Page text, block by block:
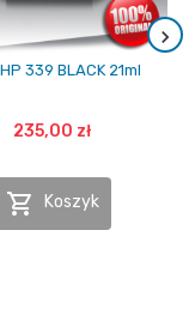
339 BLACK 21ml
235,00 zł
 Koszyk